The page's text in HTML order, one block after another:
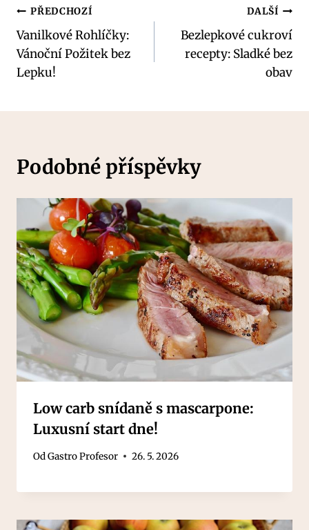
Navigace
pro
příspěvek
PŘEDCHOZÍ
Vanilkové Rohlíčky:
Vánoční Požitek bez
Lepku!
DALŠÍ
Bezlepkové cukroví
recepty: Sladké bez
obav
Podobné příspěvky
Low carb snídaně s mascarpone:
Luxusní start dne!
OdGastro Profesor 26. 5. 2026